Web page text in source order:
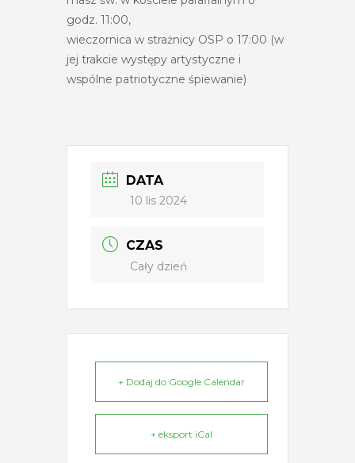
godz. 11:00,
wieczornica w strażnicy OSP o 17:00 (w
jej trakcie występy artystyczne i
wspólne patriotyczne śpiewanie)
DATA
10 lis 2024
CZAS
Cały dzień
+ Dodaj do Google Calendar
+ eksport iCal